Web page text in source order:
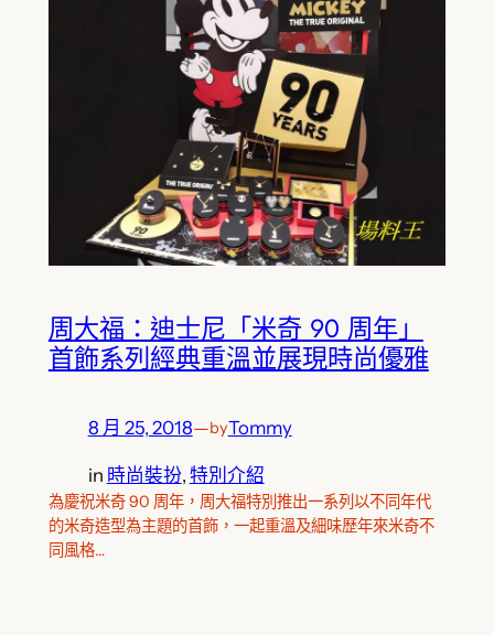
周大福：迪士尼「米奇 90 周年」
首飾系列經典重溫並展現時尚優雅
8 月 25, 2018—byTommy
in 時尚裝扮, 特別介紹
為慶祝米奇 90 周年，周大福特別推出一系列以不同年代
的米奇造型為主題的首飾，一起重溫及細味歷年來米奇不
同風格…